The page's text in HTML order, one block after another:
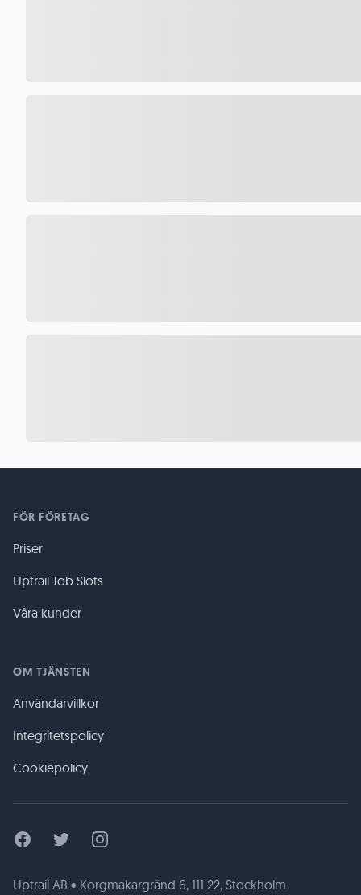
FÖR FÖRETAG
Priser
Uptrail Job Slots
Våra kunder
OM TJÄNSTEN
Användarvillkor
Integritetspolicy
Cookiepolicy
FacebookTwitter Instagram
Uptrail AB • Korgmakargränd 6, 111 22, Stockholm